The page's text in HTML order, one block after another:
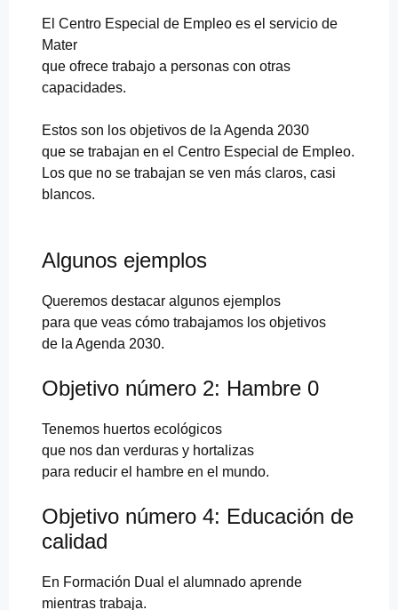
El Centro Especial de Empleo es el servicio de
Mater
que ofrece trabajo a personas con otras
capacidades.
Estos son los objetivos de la Agenda 2030
que se trabajan en el Centro Especial de Empleo.
Los que no se trabajan se ven más claros, casi
blancos.
Algunos ejemplos
Queremos destacar algunos ejemplos
para que veas cómo trabajamos los objetivos
de la Agenda 2030.
Objetivo número 2: Hambre 0
Tenemos huertos ecológicos
que nos dan verduras y hortalizas
para reducir el hambre en el mundo.
Objetivo número 4: Educación de
calidad
En Formación Dual el alumnado aprende
mientras trabaja.